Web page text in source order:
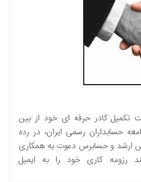
تکمیل کادر حرفه ای خود از بین
حسابداران رسمی ایران، در رده
ارشد و حسابرس دعوت به همکاری
رزومه کاری خود را به ایمیل